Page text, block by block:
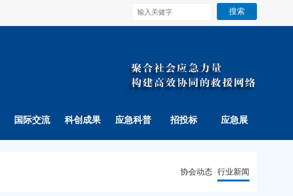
搜索
国际交流 科创成果 应急科普 招投标 应急展
协会动态 行业新闻